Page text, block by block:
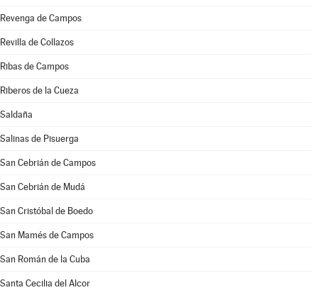
Revenga de Campos
Revilla de Collazos
Ribas de Campos
Riberos de la Cueza
Saldaña
Salinas de Pisuerga
San Cebrián de Campos
San Cebrián de Mudá
San Cristóbal de Boedo
San Mamés de Campos
San Román de la Cuba
Santa Cecilia del Alcor